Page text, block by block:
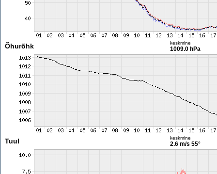
Õhurõhk keskmine
1009.0 hPa
Tuul keskmine
2.6 m/s 55°